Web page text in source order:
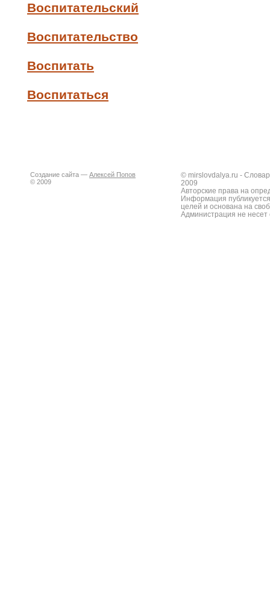
Воспитательский
Воспитательство
Воспитать
Воспитаться
Создание сайта — Алексей Попов
© 2009
© mirslovdalya.ru -
2009
Авторские права на
Информация
целей и основана на
Администрация не несет